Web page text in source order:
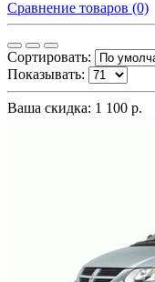
Сравнение товаров (0)
Сортировать:
Показывать:
Ваша скидка: 1 100 р.